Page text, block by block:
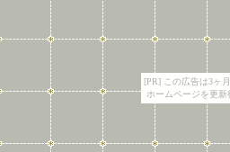
[PR] この広告は3ヶ
ホームページを更